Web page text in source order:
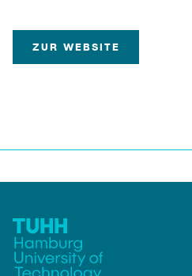
ZUR WEBSITE